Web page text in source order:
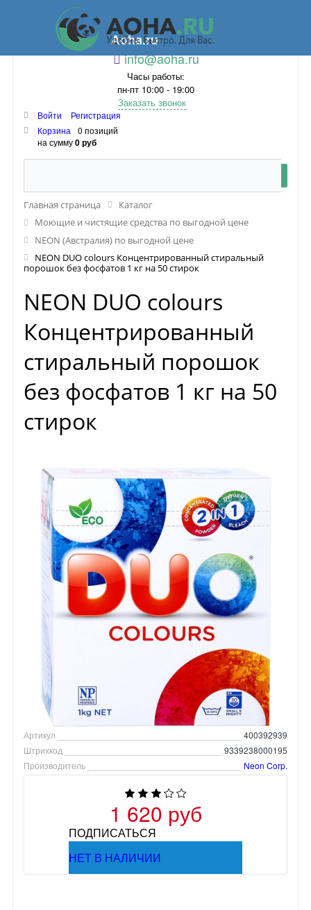
Aoha.ru
info@aoha.ru
Часы работы:
пн-пт 10:00 - 19:00
Заказать звонок
Войти
Регистрация
Корзина
0 позиций
на сумму0 руб
Главная страница
Каталог
Моющие и чистящие средства по выгодной цене
NEON (Австралия) по выгодной цене
NEON DUO colours Концентрированный стиральный
порошок без фосфатов 1 кг на 50 стирок
NEON DUO colours
Концентрированный
стиральный порошок
без фосфатов 1 кг на 50
стирок
Артикул
400392939
Штрихкод
9339238000195
Производитель
Neon Corp.
1 620 руб
ПОДПИСАТЬСЯ
НЕТ В НАЛИЧИИ